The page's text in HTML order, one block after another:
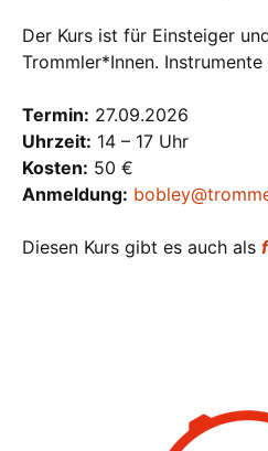
Der Kurs ist für Einsteiger
Trommler*Innen.
Termin: 27.09.2026
Uhrzeit: 14 – 17 Uhr
Kosten: 50 €
Anmeldung:
Diesen Kurs gibt es auch als